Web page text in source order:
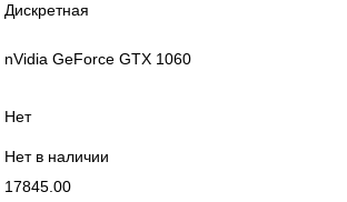
Дискретная
nVidia GeForce GTX 1060
Нет
Нет в наличии
17845.00